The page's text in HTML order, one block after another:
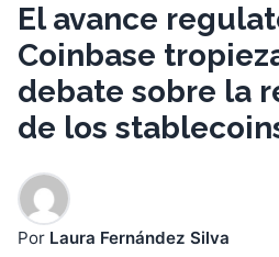
El avance
Coinbase
debate sobre la
de los
Por Laura Fernández Silva